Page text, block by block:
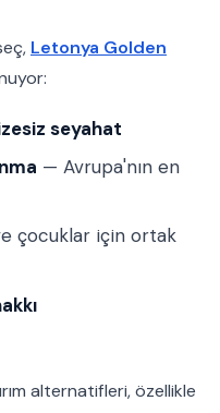
Letonya Golden
seyahat
— Avrupa'nın en
çocuklar için ortak
alternatifleri, özellikle